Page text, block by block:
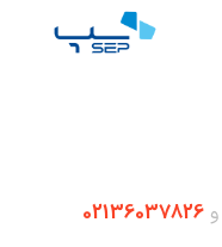
و 02136037826